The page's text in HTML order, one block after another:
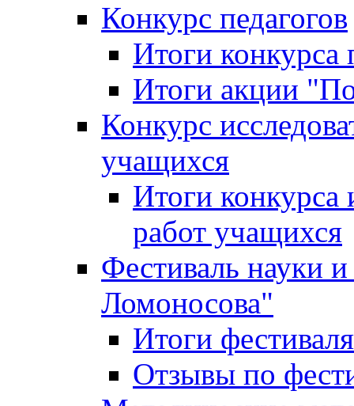
Конкурс педагогов
Итоги конкурса
Итоги акции
Конкурс
учащихся
Итоги конкурса
работ учащихся
Фестиваль науки
Ломоносова"
Итоги фестиваля
Отзывы по